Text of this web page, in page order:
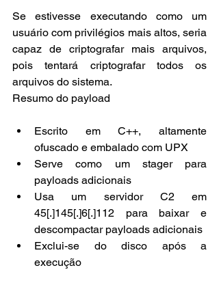
Se estivesse executando como um
usuário com privilégios mais altos, seria
capaz de criptografar mais arquivos,
pois tentará criptografar todos os
arquivos do sistema.
Resumo do payload
Escrito em C++, altamente
ofuscado e embalado com UPX
Serve como um stager para
payloads adicionais
Usa um servidor C2 em
45[.]145[.]6[.]112 para baixar e
descompactar payloads adicionais
Exclui-se do disco após a
execução